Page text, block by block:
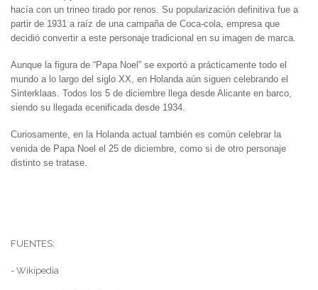
hacía con un trineo tirado por renos. Su popularización definitiva fue a
partir de 1931 a raíz de una campaña de Coca-cola, empresa que
decidió convertir a este personaje tradicional en su imagen de marca.
Aunque la figura de “Papa Noel” se exportó a prácticamente todo el
mundo a lo largo del siglo XX, en Holanda aún siguen celebrando el
Sinterklaas. Todos los 5 de diciembre llega desde Alicante en barco,
siendo su llegada ecenificada desde 1934.
Curiosamente, en la Holanda actual también es común celebrar la
venida de Papa Noel el 25 de diciembre, como si de otro personaje
distinto se tratase.
FUENTES:
- Wikipedia